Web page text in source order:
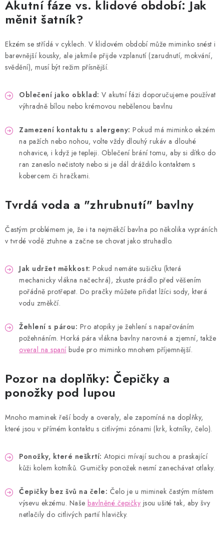
Akutní fáze vs. klidové období: Jak
měnit šatník?
Ekzém se střídá v cyklech. V klidovém období může miminko snést i
barevnější kousky, ale jakmile přijde vzplanutí (zarudnutí, mokvání,
svědění), musí být režim přísnější.
Oblečení jako obklad: V akutní fázi doporučujeme používat
výhradně bílou nebo krémovou nebělenou bavlnu
Zamezení kontaktu s alergeny: Pokud má miminko ekzém
na pažích nebo nohou, volte vždy dlouhý rukáv a dlouhé
nohavice, i když je tepleji. Oblečení brání tomu, aby si dítko do
ran zaneslo nečistoty nebo si je dál dráždilo kontaktem s
kobercem či hračkami.
Tvrdá voda a "zhrubnutí" bavlny
Častým problémem je, že i ta nejměkčí bavlna po několika vypráních
v tvrdé vodě ztuhne a začne se chovat jako struhadlo.
Jak udržet měkkost: Pokud nemáte sušičku (která
mechanicky vlákna načechrá), zkuste prádlo před věšením
pořádně protřepat. Do pračky můžete přidat lžíci sody, která
vodu změkčí.
Žehlení s párou: Pro atopiky je žehlení s napařováním
požehnáním. Horká pára vlákna bavlny narovná a zjemní, takže
overal na spaníbude pro miminko mnohem příjemnější.
Pozor na doplňky: Čepičky a
ponožky pod lupou
Mnoho maminek řeší body a overaly, ale zapomíná na doplňky,
které jsou v přímém kontaktu s citlivými zónami (krk, kotníky, čelo).
Ponožky, které neškrtí: Atopici mívají suchou a praskající
kůži kolem kotníků. Gumičky ponožek nesmí zanechávat otlaky.
Čepičky bez švů na čele: Čelo je u miminek častým místem
výsevu ekzému. Naše bavlněné čepičky jsou ušité tak, aby švy
netlačily do citlivých partií hlavičky.